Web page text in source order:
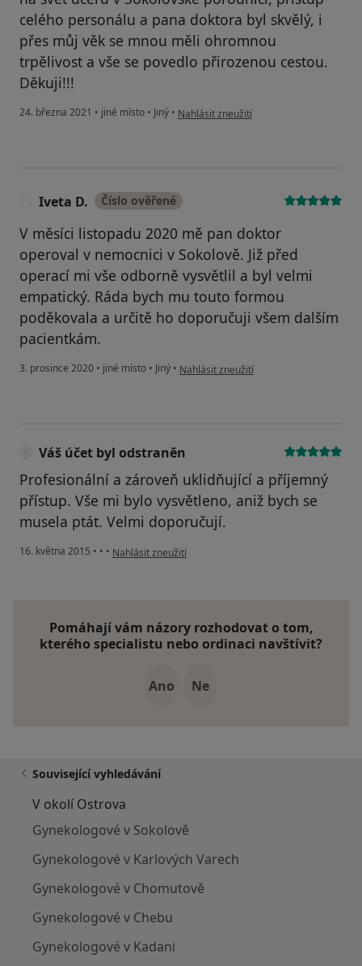
celého personálu a pana doktora byl skvělý, i
přes můj věk se mnou měli ohromnou
trpělivost a vše se povedlo přirozenou cestou.
Děkuji!!!
24. března 2021 • jiné místo • Jiný • podle názoru uživatele Lucie
Nahlásit zneužití
Iveta D. Číslo ověřené
V měsíci listopadu 2020 mě pan doktor
operoval v nemocnici v Sokolově. Již před
operací mi vše odborně vysvětlil a byl velmi
empatický. Ráda bych mu touto formou
poděkovala a určitě ho doporučuji všem dalším
pacientkám.
3. prosince 2020 • jiné místo • Jiný • podle názoru uživatele Iveta D.
Nahlásit zneužití
Váš účet byl odstraněn
Profesionální a zároveň uklidňující a příjemný
přístup. Vše mi bylo vysvětleno, aniž bych se
musela ptát. Velmi doporučují.
16. května 2015 • • • podle názoru uživatele Váš účet byl odstraněn
Nahlásit zneužití
Pomáhají vám názory rozhodovat o tom,
kterého specialistu nebo ordinaci navštívit?
Ano Ne
Související vyhledávání
V okolí Ostrova
Gynekologové v Sokolově
Gynekologové v Karlových Varech
Gynekologové v Chomutově
Gynekologové v Chebu
Gynekologové v Kadani